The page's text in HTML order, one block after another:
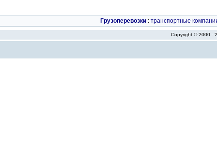
Грузоперевозки : транспортные
Copyright © 2000 -